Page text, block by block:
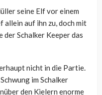
seine Elf vor einem
allein auf ihn zu, doch mit
Schalker Keeper das
nicht in die Partie.
im Schalker
den Kielern enorme